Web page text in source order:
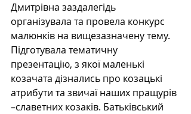
Дмитрівна заздалегідь
організувала та провела конкурс
малюнків на вищезазначену тему.
Підготувала тематичну
презентацію, з якої маленькі
козачата дізнались про козацькі
атрибути та звичаї наших пращурів
–славетних козаків. Батьківський